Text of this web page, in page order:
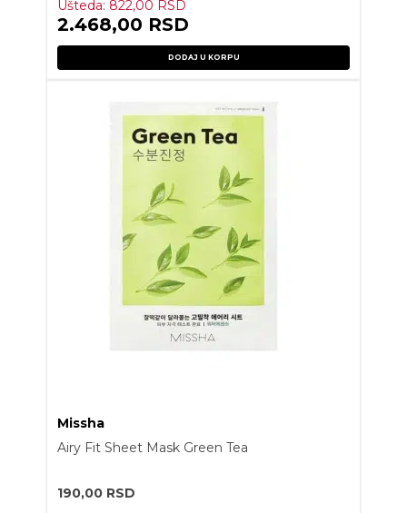
Ušteda: 822,00 RSD
2.468,00 RSD
DODAJ U KORPU
Missha
Airy Fit Sheet Mask Green Tea
190,00 RSD